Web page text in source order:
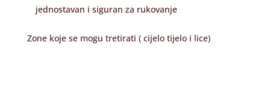
jednostavan i siguran za rukovanje
Zone koje se mogu tretirati ( cijelo tijelo i lice)